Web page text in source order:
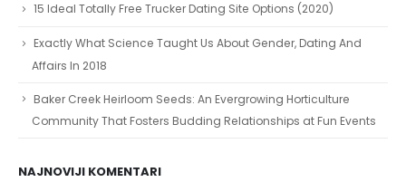
15 Ideal Totally Free Trucker Dating Site Options (2020)
Exactly What Science Taught Us About Gender, Dating And
Affairs In 2018
Baker Creek Heirloom Seeds: An Evergrowing Horticulture
Community That Fosters Budding Relationships at Fun Events
NAJNOVIJI KOMENTARI